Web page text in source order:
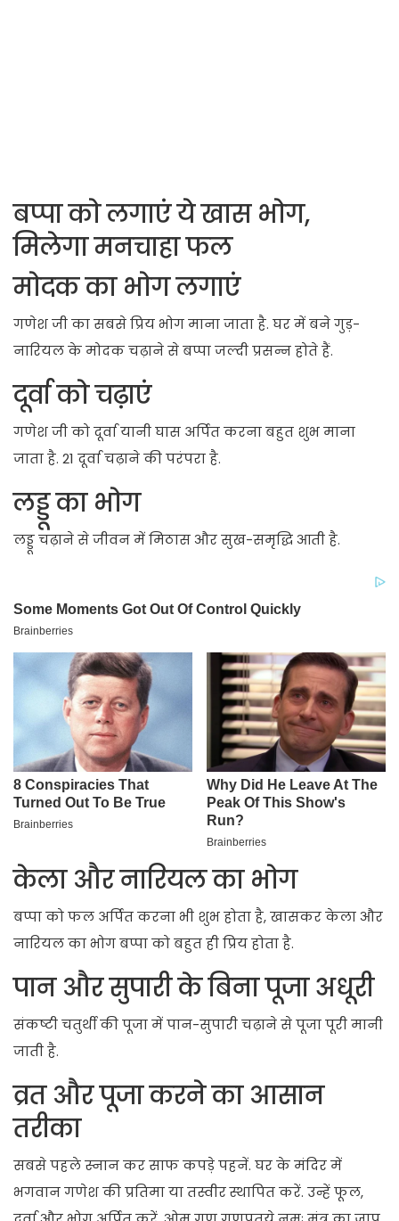
बप्पा को लगाएं ये खास भोग,
मिलेगा मनचाहा फल
मोदक का भोग लगाएं
गणेश जी का सबसे प्रिय भोग माना जाता है. घर में बने गुड़-
नारियल के मोदक चढ़ाने से बप्पा जल्दी प्रसन्न होते हैं.
दूर्वा को चढ़ाएं
गणेश जी को दूर्वा यानी घास अर्पित करना बहुत शुभ माना
जाता है. 21 दूर्वा चढ़ाने की परंपरा है.
लड्डू का भोग
लड्डू चढ़ाने से जीवन में मिठास और सुख-समृद्धि आती है.
केला और नारियल का भोग
बप्पा को फल अर्पित करना भी शुभ होता है, खासकर केला और
नारियल का भोग बप्पा को बहुत ही प्रिय होता है.
पान और सुपारी के बिना पूजा अधूरी
संकष्टी चतुर्थी की पूजा में पान-सुपारी चढ़ाने से पूजा पूरी मानी
जाती है.
व्रत और पूजा करने का आसान
तरीका
सबसे पहले स्नान कर साफ कपड़े पहनें. घर के मंदिर में
भगवान गणेश की प्रतिमा या तस्वीर स्थापित करें. उन्हें फूल,